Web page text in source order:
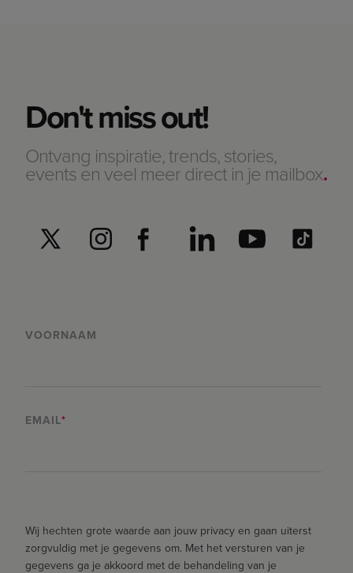
Don't miss out!
Ontvang inspiratie, trends, stories,
events en veel meer direct in je mailbox.
VOORNAAM
EMAIL*
Wij hechten grote waarde aan jouw privacy en gaan uiterst
zorgvuldig met je gegevens om. Met het versturen van je
gegevens ga je akkoord met de behandeling van je